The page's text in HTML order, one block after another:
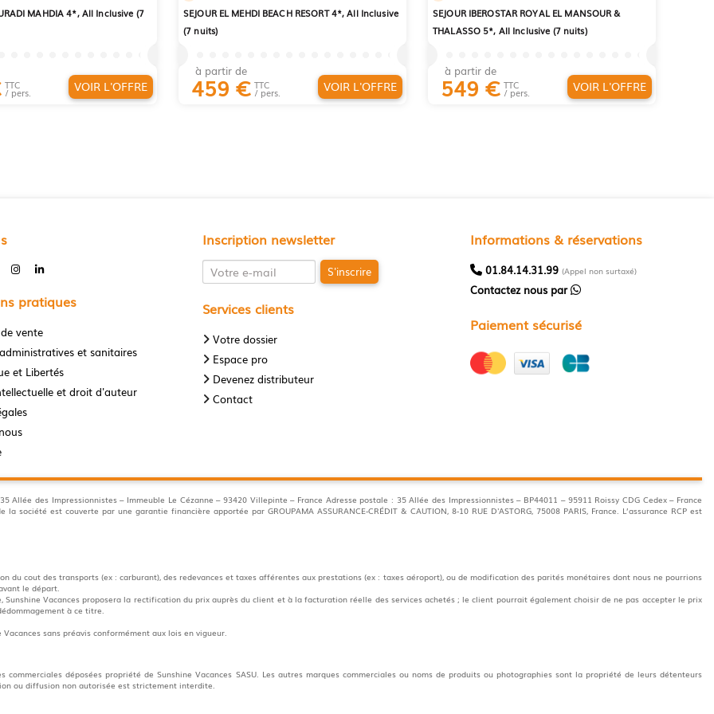
MAHDIA 4*, All Inclusive (7
TTC
/ pers. VOIR L'OFFRE
SEJOUR EL MEHDI BEACH RESORT 4*, All Inclusive
(7 nuits)
à partir de
459 € TTC
/ pers. VOIR L'OFFRE
SEJOUR IBEROSTAR ROYAL EL MANSOUR &
THALASSO 5*, All Inclusive (7 nuits)
à partir de
549 € TTC
/ pers. VOIR L'OFFRE
pratiques
vente
et sanitaires
et Libertés
et droit d'auteur
Inscription newsletter
S'inscrire
Services clients
Votre dossier
Espace pro
Devenez distributeur
Contact
Informations & réservations
01.84.14.31.99 (Appel non surtaxé)
Contactez nous par
Paiement sécurisé
Allée des Impressionnistes – Immeuble Le Cézanne – 93420 Villepinte – France Adresse postale : 35 Allée des Impressionnistes – BP44011 – 95911 Roissy CDG Cedex – France
société est couverte par une garantie financière apportée par GROUPAMA ASSURANCE-CRÉDIT & CAUTION, 8-10 RUE D'ASTORG, 75008 PARIS, France. L’assurance RCP est
du cout des transports (ex : carburant), des redevances et taxes afférentes aux prestations (ex : taxes aéroport), ou de modification des parités monétaires dont nous ne pourrions
le départ.
Vacances proposera la rectification du prix auprès du client et à la facturation réelle des services achetés ; le client pourrait également choisir de ne pas accepter le prix
à ce titre.
sans préavis conformément aux lois en vigueur.
commerciales déposées propriété de Sunshine Vacances SASU. Les autres marques commerciales ou noms de produits ou photographies sont la propriété de leurs détenteurs
ou diffusion non autorisée est strictement interdite.